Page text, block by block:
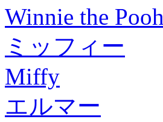
Winnie the Pooh
ミッフィー
Miffy
エルマー